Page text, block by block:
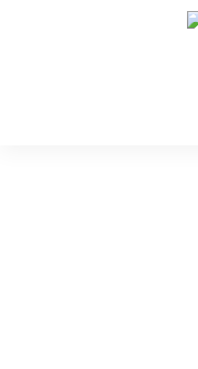
Tata Kelola Organisasi